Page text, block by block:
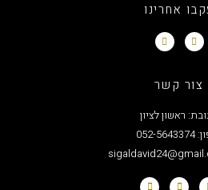
אחרינו
קשר
לציון